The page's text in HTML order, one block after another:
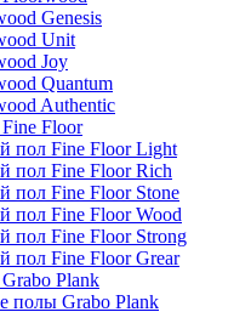
Genesis
Unit
Joy
Quantum
Authentic
Floor
пол Fine Floor Light
пол Fine Floor Rich
пол Fine Floor Stone
пол Fine Floor Wood
пол Fine Floor Strong
пол Fine Floor Grear
Plank
полы Grabo Plank